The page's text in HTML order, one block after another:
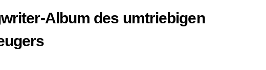
Album des umtriebigen